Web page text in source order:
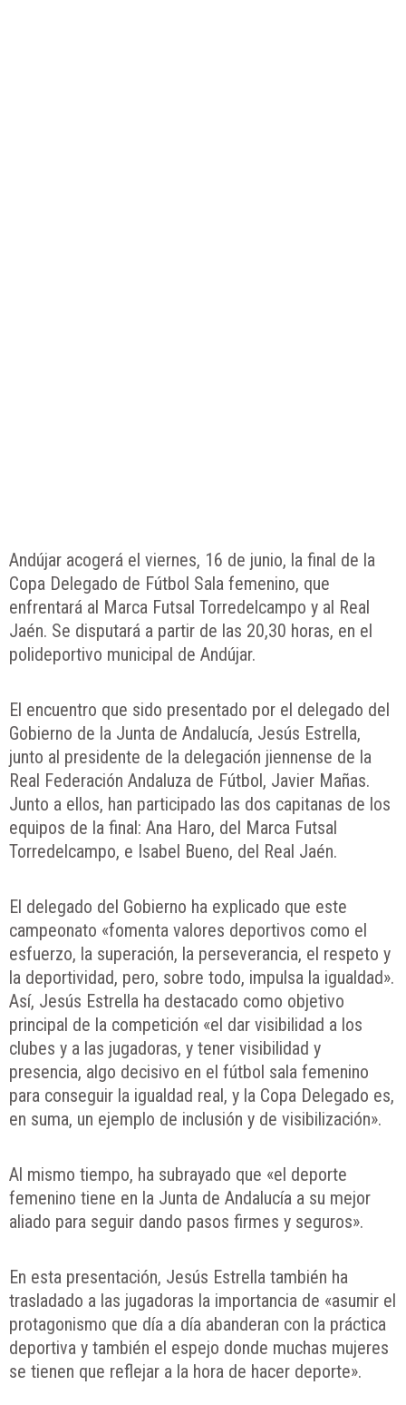
Andújar acogerá el viernes, 16 de junio, la final de la
Copa Delegado de Fútbol Sala femenino, que
enfrentará al Marca Futsal Torredelcampo y al Real
Jaén. Se disputará a partir de las 20,30 horas, en el
polideportivo municipal de Andújar.
El encuentro que sido presentado por el delegado del
Gobierno de la Junta de Andalucía, Jesús Estrella,
junto al presidente de la delegación jiennense de la
Real Federación Andaluza de Fútbol, Javier Mañas.
Junto a ellos, han participado las dos capitanas de los
equipos de la final: Ana Haro, del Marca Futsal
Torredelcampo, e Isabel Bueno, del Real Jaén.
El delegado del Gobierno ha explicado que este
campeonato «fomenta valores deportivos como el
esfuerzo, la superación, la perseverancia, el respeto y
la deportividad, pero, sobre todo, impulsa la igualdad».
Así, Jesús Estrella ha destacado como objetivo
principal de la competición «el dar visibilidad a los
clubes y a las jugadoras, y tener visibilidad y
presencia, algo decisivo en el fútbol sala femenino
para conseguir la igualdad real, y la Copa Delegado es,
en suma, un ejemplo de inclusión y de visibilización».
Al mismo tiempo, ha subrayado que «el deporte
femenino tiene en la Junta de Andalucía a su mejor
aliado para seguir dando pasos firmes y seguros».
En esta presentación, Jesús Estrella también ha
trasladado a las jugadoras la importancia de «asumir el
protagonismo que día a día abanderan con la práctica
deportiva y también el espejo donde muchas mujeres
se tienen que reflejar a la hora de hacer deporte».